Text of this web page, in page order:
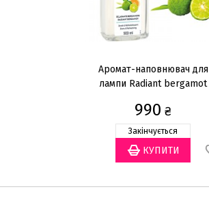
Аромат-наповнювач для
лампи Radiant bergamot
990 ₴
Закінчується